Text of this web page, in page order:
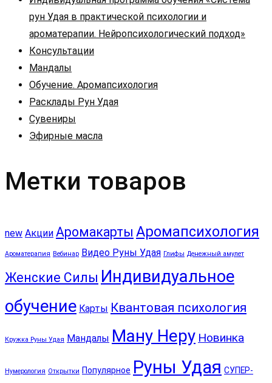
рун Удая в практической психологии и
ароматерапии. Нейропсихологический подход»
Консультации
Мандалы
Обучение. Аромапсихология
Расклады Рун Удая
Сувениры
Эфирные масла
Метки товаров
new Акции Аромакарты Аромапсихология
Ароматерапия Вебинар Видео Руны Удая Глифы Денежный амулет
Женские Силы Индивидуальное
обучение Карты Квантовая психология
Кружка Руны Удая Мандалы Ману Неру Новинка
Нумерология Открытки Популярное Руны Удая СУПЕР-